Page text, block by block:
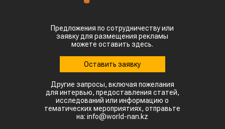
Предложения по сотрудничеству или
заявку для размещения рекламы
можете оставить здесь.
Оставить заявку
Другие запросы, включая пожелания
для интервью, предоставления статей,
исследований или информацию о
тематических мероприятиях, отправьте
на: info@world-nan.kz